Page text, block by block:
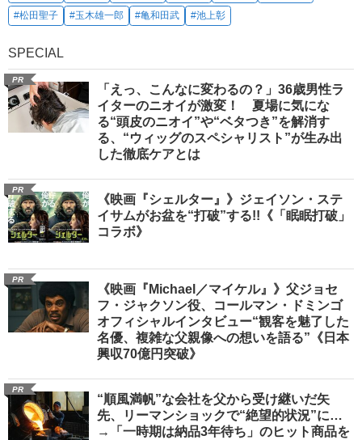
#松田聖子
#玉木雄一郎 #亀和田武 #池上彰
SPECIAL
PR
「えっ、こんなに変わるの？」36歳男性ラ
イターのニオイが激変！ 夏場に気にな
る“頭皮のニオイ”や“ベタつき”を解消す
る、“ウィッグのスペシャリスト”が生み出
した徹底ケアとは
PR
《映画『シェルター』》ジェイソン・ステ
イサムがお盆を“打破”する!!《「眠眠打破」
コラボ》
PR
《映画『Michael／マイケル』》父ジョセ
フ・ジャクソン役、コールマン・ドミンゴ
オフィシャルインタビュー“観客を魅了した
名優、複雑な父親像への想いを語る”《日本
興収70億円突破》
PR
“順風満帆”な会社を父から受け継いだ矢
先、リーマンショックで“絶望的状況”に…
→「一時期は納品3年待ち」のヒット商品を